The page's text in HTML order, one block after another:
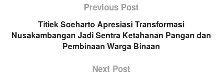
Previous Post
Titiek Soeharto Apresiasi Transformasi
Nusakambangan Jadi Sentra Ketahanan Pangan dan
Pembinaan Warga Binaan
Next Post